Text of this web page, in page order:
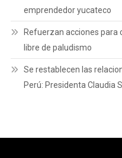
emprendedor yucateco
Refuerzan acciones para
libre de paludismo
Se restablecen las
Perú: Presidenta Claudia